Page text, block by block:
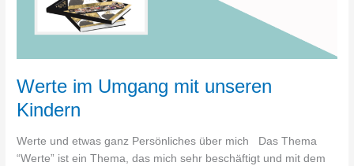
Werte im Umgang mit unseren
Kindern
Werte und etwas ganz Persönliches über mich Das Thema
“Werte” ist ein Thema, das mich sehr beschäftigt und mit dem